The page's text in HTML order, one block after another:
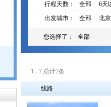
行程天数：
全部
6天
出发城市：
全部 北京
您选择了： 全部
1 - 7 总计7条
线路